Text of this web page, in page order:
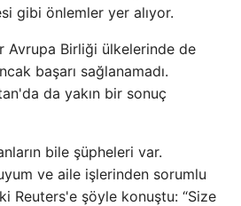
gibi önlemler yer alıyor.
Avrupa Birliği ülkelerinde de
başarı sağlanamadı.
da yakın bir sonuç
bile şüpheleri var.
ve aile işlerinden sorumlu
Reuters'e şöyle konuştu: “Size